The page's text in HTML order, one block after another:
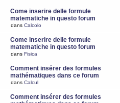
Come inserire delle formule
matematiche in questo forum
dans Calcolo
Come inserire delle formule
matematiche in questo forum
dans Fisica
Comment insérer des formules
mathématiques dans ce forum
dans Calcul
Comment insérer des formules